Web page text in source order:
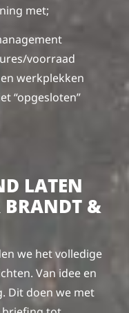
met;
voorraad
werkplekken
“opgesloten”
LATEN
BRANDT &
we het volledige
Van idee en
Dit doen we met